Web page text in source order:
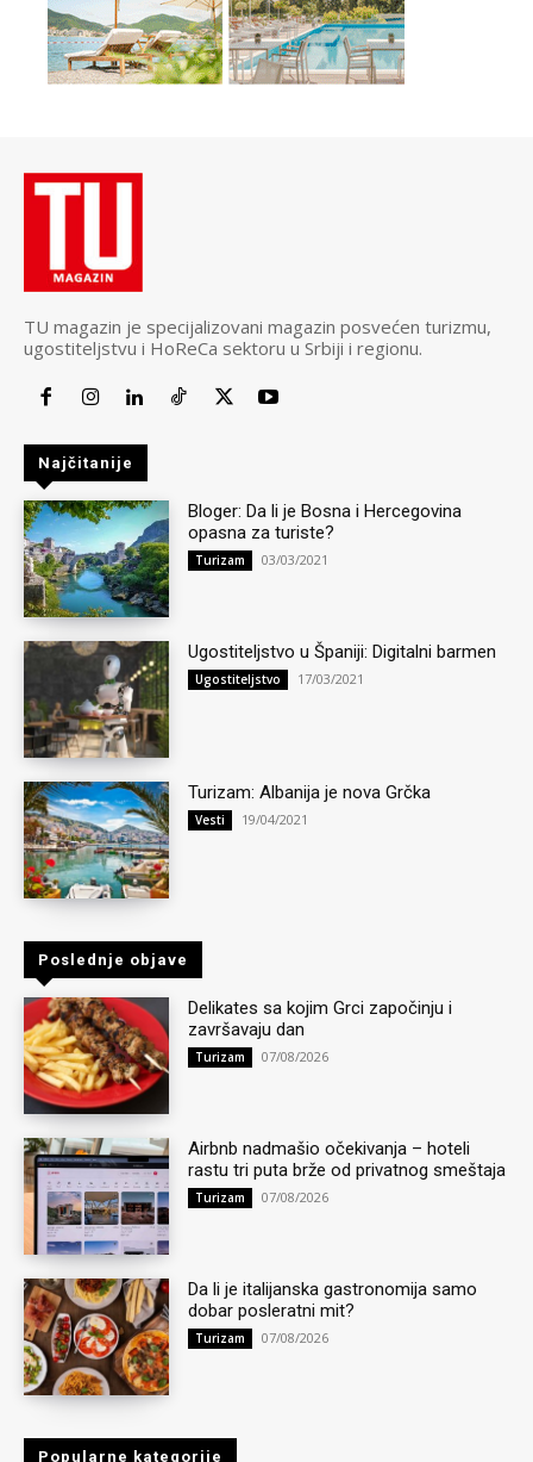
TU magazin je specijalizovani magazin posvećen turizmu,
ugostiteljstvu i HoReCa sektoru u Srbiji i regionu.
Najčitanije
Bloger: Da li je Bosna i Hercegovina
opasna za turiste?
Turizam 03/03/2021
Ugostiteljstvo u Španiji: Digitalni barmen
Ugostiteljstvo 17/03/2021
Turizam: Albanija je nova Grčka
Vesti 19/04/2021
Poslednje objave
Delikates sa kojim Grci započinju i
završavaju dan
Turizam 07/08/2026
Airbnb nadmašio očekivanja – hoteli
rastu tri puta brže od privatnog smeštaja
Turizam 07/08/2026
Da li je italijanska gastronomija samo
dobar posleratni mit?
Turizam 07/08/2026
Popularne kategorije